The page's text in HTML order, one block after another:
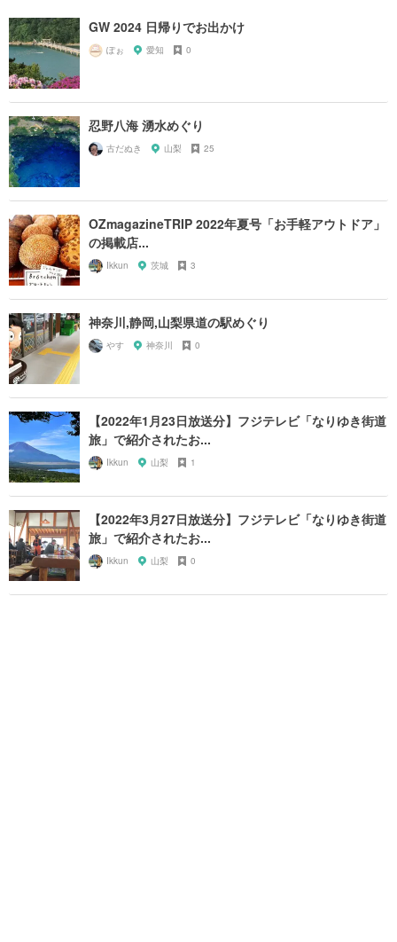
GW 2024 日帰りでお出かけ
ぽぉ 愛知 0
忍野八海 湧水めぐり
古だぬき 山梨 25
OZmagazineTRIP 2022年夏号「お手軽アウトドア」
の掲載店...
Ikkun 茨城 3
神奈川,静岡,山梨県道の駅めぐり
やす 神奈川 0
【2022年1月23日放送分】フジテレビ「なりゆき街道
旅」で紹介されたお...
Ikkun 山梨 1
【2022年3月27日放送分】フジテレビ「なりゆき街道
旅」で紹介されたお...
Ikkun 山梨 0